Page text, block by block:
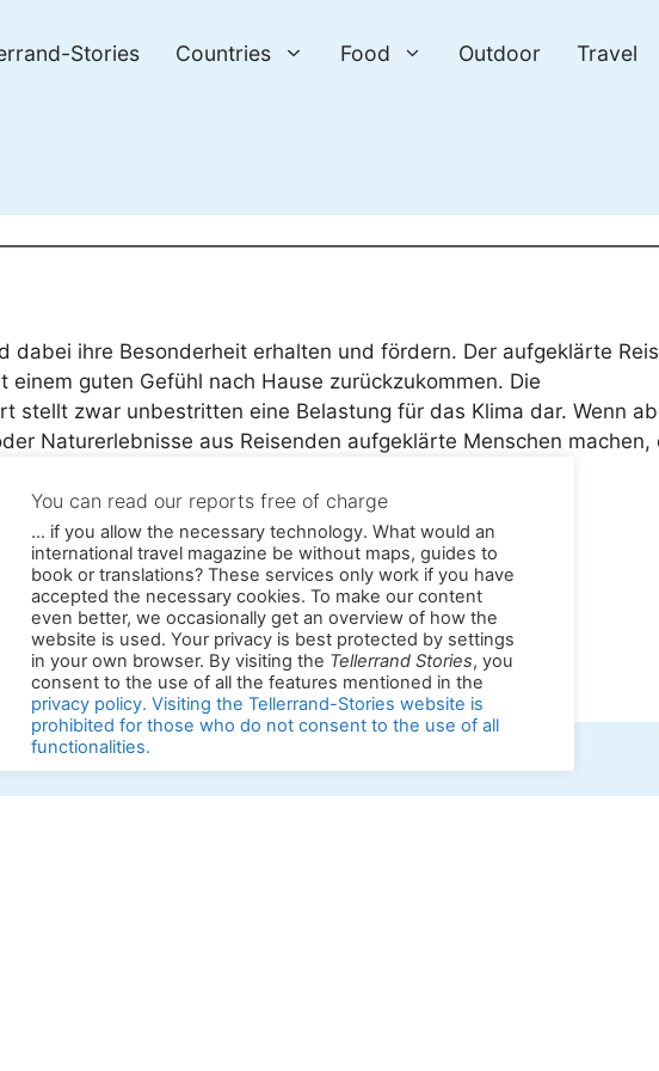
Stories Countries Food Outdoor Travel
dabei ihre Besonderheit erhalten und fördern. Der aufgeklärte
guten Gefühl nach Hause zurückzukommen. Die
stellt zwar unbestritten eine Belastung für das Klima dar. Wenn
Naturerlebnisse aus Reisenden aufgeklärte Menschen machen,
kann die Bilanz durchaus positiv ausfallen.
transformation
|Imprint|Privacy policy
You can read our reports free of charge
... if you allow the necessary technology. What would an
international travel magazine be without maps, guides to
book or translations? These services only work if you have
accepted the necessary cookies. To make our content
even better, we occasionally get an overview of how the
website is used. Your privacy is best protected by settings
in your own browser. By visiting theTellerrand Stories, you
consent to the use of all the features mentioned in the